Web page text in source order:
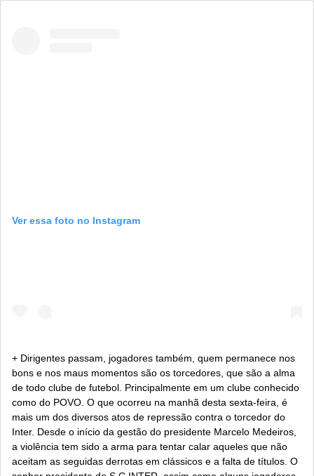
Ver essa foto no Instagram
+ Dirigentes passam, jogadores também, quem permanece nos
bons e nos maus momentos são os torcedores, que são a alma
de todo clube de futebol. Principalmente em um clube conhecido
como do POVO. O que ocorreu na manhã desta sexta-feira, é
mais um dos diversos atos de repressão contra o torcedor do
Inter. Desde o início da gestão do presidente Marcelo Medeiros,
a violência tem sido a arma para tentar calar aqueles que não
aceitam as seguidas derrotas em clássicos e a falta de títulos. O